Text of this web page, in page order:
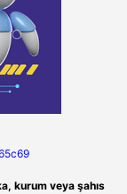
kurum veya şahıs